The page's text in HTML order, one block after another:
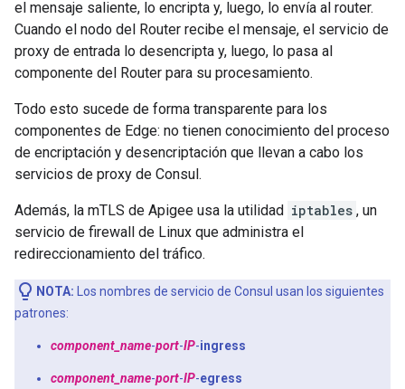
el mensaje saliente, lo encripta y, luego, lo envía al router.
Cuando el nodo del Router recibe el mensaje, el servicio de
proxy de entrada lo desencripta y, luego, lo pasa al
componente del Router para su procesamiento.
Todo esto sucede de forma transparente para los
componentes de Edge: no tienen conocimiento del proceso
de encriptación y desencriptación que llevan a cabo los
servicios de proxy de Consul.
Además, la mTLS de Apigee usa la utilidad iptables , un
servicio de firewall de Linux que administra el
redireccionamiento del tráfico.
NOTA: Los nombres de servicio de Consul usan los siguientes
patrones:
component_name-port-IP-ingress
component_name-port-IP-egress